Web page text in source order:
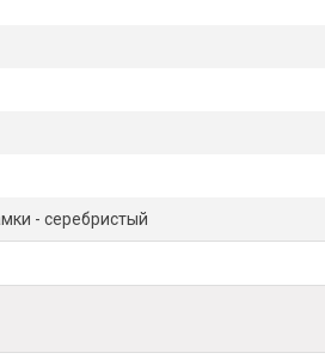
- серебристый